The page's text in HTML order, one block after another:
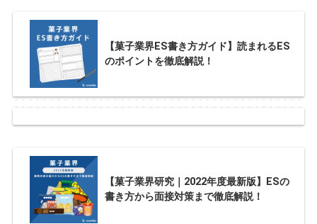
【菓子業界ES書き方ガイド】読まれるES
のポイントを徹底解説！
【菓子業界研究｜2022年度最新版】ESの
書き方から面接対策まで徹底解説！